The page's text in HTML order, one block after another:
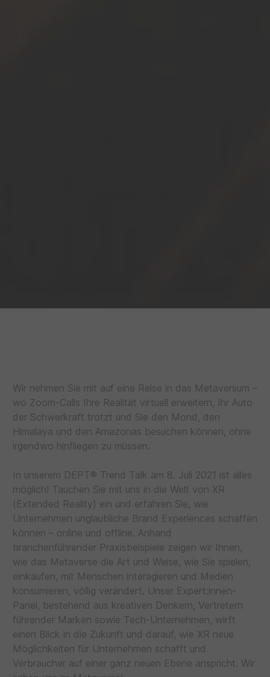
Wir nehmen Sie mit auf eine Reise in das Metaversum –
wo Zoom-Calls Ihre Realität virtuell erweitern, Ihr Auto
der Schwerkraft trotzt und Sie den Mond, den
Himalaya und den Amazonas besuchen können, ohne
irgendwo hinfliegen zu müssen.
In unserem DEPT® Trend Talk am 8. Juli 2021 ist alles
möglich! Tauchen Sie mit uns in die Welt von XR
(Extended Reality) ein und erfahren Sie, wie
Unternehmen unglaubliche Brand Experiences schaffen
können – online und offline. Anhand
branchenführender Praxisbeispiele zeigen wir Ihnen,
wie das Metaverse die Art und Weise, wie Sie spielen,
einkaufen, mit Menschen interagieren und Medien
konsumieren, völlig verändert. Unser Expert:innen-
Panel, bestehend aus kreativen Denkern, Vertretern
führender Marken sowie Tech-Unternehmen, wirft
einen Blick in die Zukunft und darauf, wie XR neue
Möglichkeiten für Unternehmen schafft und
Verbraucher auf einer ganz neuen Ebene anspricht. Wir